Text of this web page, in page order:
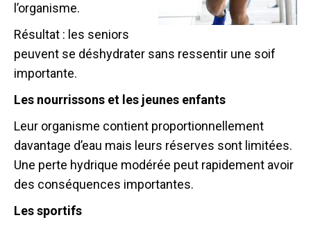
l’organisme.
Résultat : les seniors
peuvent se déshydrater sans ressentir une soif
importante.
Les nourrissons et les jeunes enfants
Leur organisme contient proportionnellement
davantage d’eau mais leurs réserves sont limitées.
Une perte hydrique modérée peut rapidement avoir
des conséquences importantes.
Les sportifs